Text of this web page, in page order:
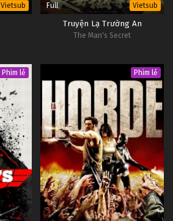
Vietsub Full Vietsub
Truyện Lạ Trường An
The Man's Secret
Phim lẻ Phim lẻ